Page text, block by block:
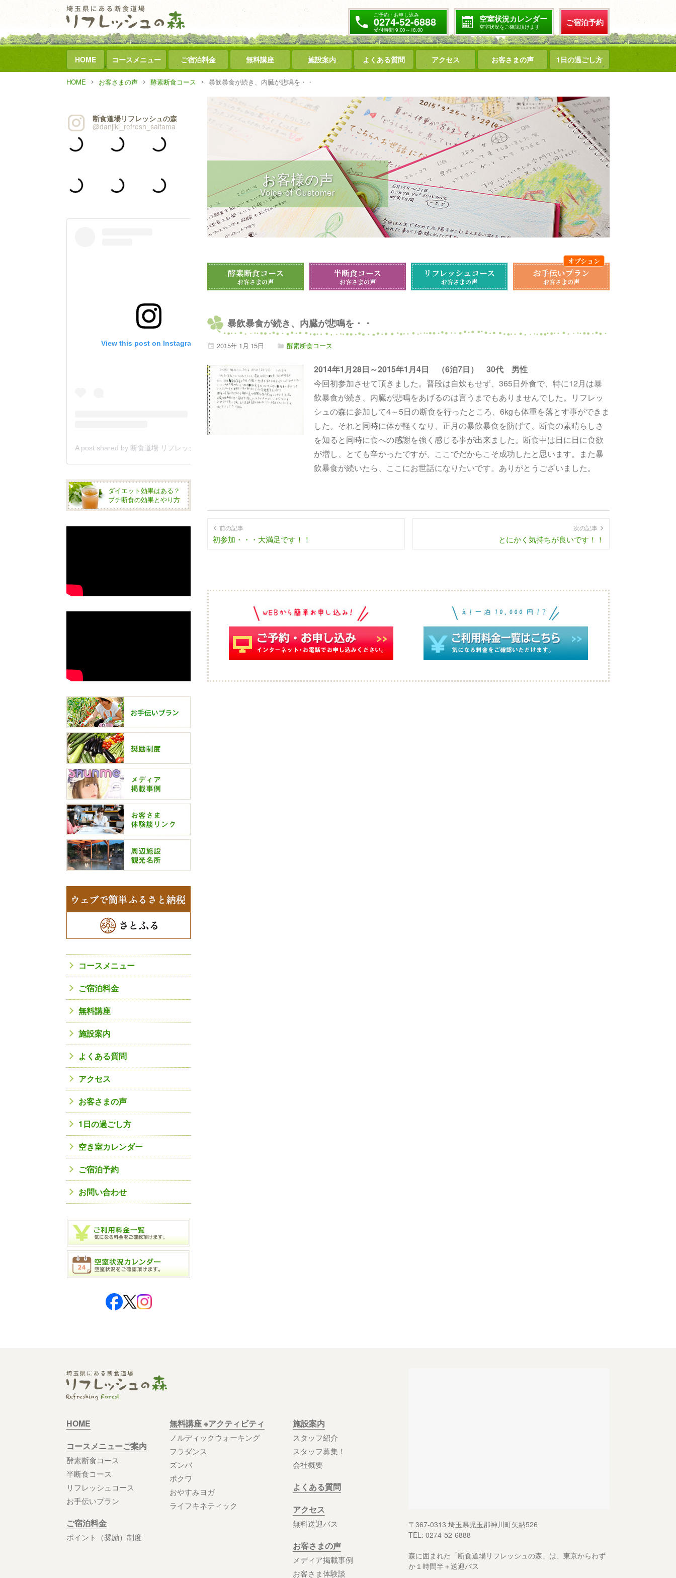
ご予約・お申し込み
0274-52-6888
受付時間 9:00～18:00
空室状況カレンダー
空室状況をご確認頂けます ご宿泊予約
HOME コースメニュー ご宿泊料金 無料講座 施設案内 よくある質問 アクセス お客さまの声 1日の過ごし方
HOME お客さまの声 酵素断食コース 暴飲暴食が続き、内臓が悲鳴を・・
お客様の声
Voice of Customer
酵素断食コース
お客さまの声
半断食コース
お客さまの声
リフレッシュコース
お客さまの声
お手伝いプラン
お客さまの声
暴飲暴食が続き、内臓が悲鳴を・・
2015年 1月 15日 酵素断食コース
2014年1月28日～2015年1月4日 （6泊7日） 30代 男性
今回初参加させて頂きました。普段は自炊もせず、365日外食で、特に12月は暴
飲暴食が続き、内臓が悲鳴をあげるのは言うまでもありませんでした。リフレッ
シュの森に参加して4～5日の断食を行ったところ、6kgも体重を落とす事ができま
した。それと同時に体が軽くなり、正月の暴飲暴食を防げて、断食の素晴らしさ
を知ると同時に食への感謝を強く感じる事が出来ました。断食中は日に日に食欲
が増し、とても辛かったですが、ここでだからこそ成功したと思います。また暴
飲暴食が続いたら、ここにお世話になりたいです。ありがとうございました。
前の記事
初参加・・・大満足です！！
次の記事
とにかく気持ちが良いです！！
断食道場リフレッシュの森
@danjiki_refresh_saitama
View this post on Instagram
ダイエット効果はある？
プチ断食の効果とやり方
コースメニュー
ご宿泊料金
無料講座
施設案内
よくある質問
アクセス
お客さまの声
1日の過ごし方
空き室カレンダー
ご宿泊予約
お問い合わせ
HOME
コースメニューご案内
酵素断食コース
半断食コース
リフレッシュコース
お手伝いプラン
ご宿泊料金
ポイント（奨励）制度
無料講座 ※アクティビティ
ノルディックウォーキング
フラダンス
ズンバ
ボクワ
おやすみヨガ
ライフキネティック
施設案内
スタッフ紹介
スタッフ募集！
会社概要
よくある質問
アクセス
無料送迎バス
お客さまの声
メディア掲載事例
お客さま体験談
〒367-0313 埼玉県児玉郡神川町矢納526
TEL: 0274-52-6888
森に囲まれた「断食道場リフレッシュの森」は、東京からわず
か１時間半＋送迎バス